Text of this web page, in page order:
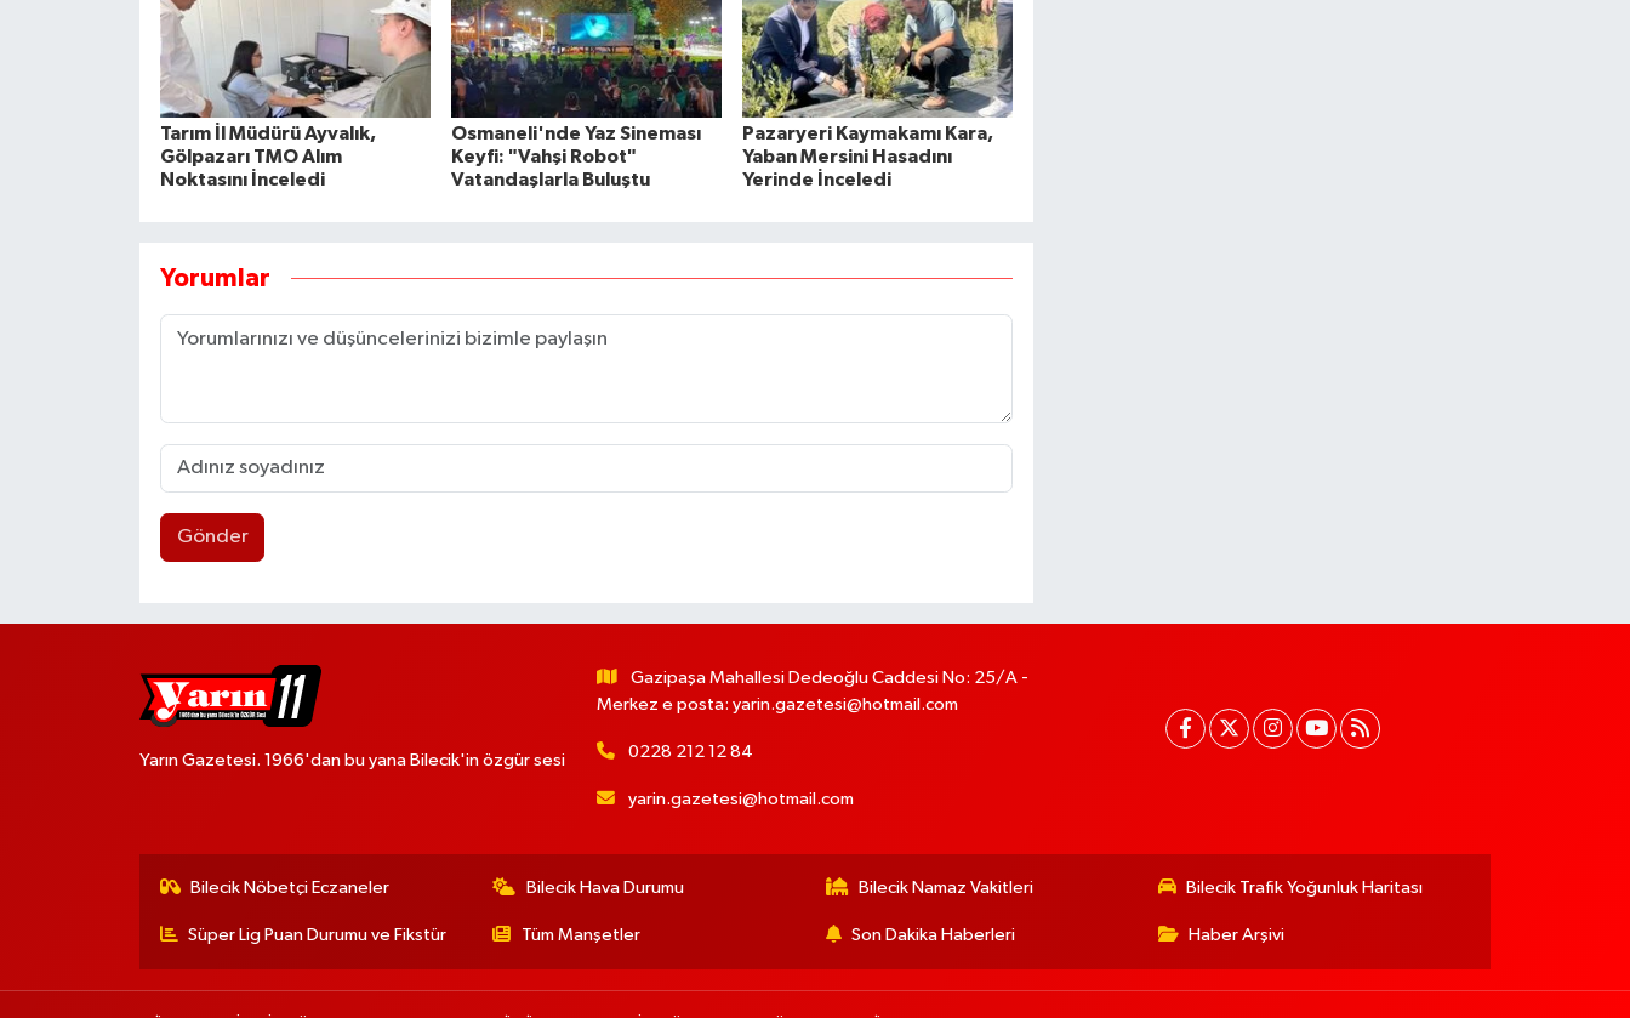
Tarım İl Müdürü Ayvalık,
Gölpazarı TMO Alım
Noktasını İnceledi
Osmaneli'nde Yaz Sineması
Keyfi: "Vahşi Robot"
Vatandaşlarla Buluştu
Pazaryeri Kaymakamı Kara,
Yaban Mersini Hasadını
Yerinde İnceledi
Yorumlar
Gönder
Yarın Gazetesi. 1966'dan bu yana Bilecik'in özgür sesi
Gazipaşa Mahallesi Dedeoğlu Caddesi No: 25/A -
Merkez e posta: yarin.gazetesi@hotmail.com
0228 212 12 84
yarin.gazetesi@hotmail.com
Bilecik Nöbetçi Eczaneler Bilecik Hava Durumu Bilecik Namaz Vakitleri Bilecik Trafik Yoğunluk Haritası
Süper Lig Puan Durumu ve Fikstür Tüm Manşetler Son Dakika Haberleri Haber Arşivi